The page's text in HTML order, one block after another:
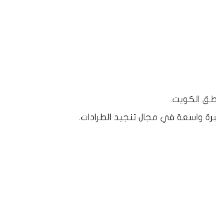
واسعة في مجال تنجيد الطرادات.